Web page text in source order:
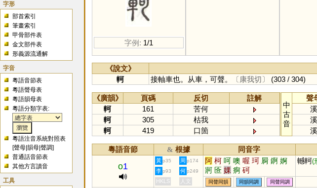
字形
部首索引
筆畫索引
甲骨部件表
金文部件表
形義源流通解
字音
粵語音節表
粵語聲母表
粵語韻母表
粵語分類字表:
粵語注音系統對照表
[聲母 |韻母 |聲調]
普通話音節表
其他方言讀音
工具
字例: 1/1
《說文》
軻
接軸車也。从車，可聲。 〔康我切〕 (303 / 304)
《廣韻》 頁碼 反切
註解
軻
161
苦何
軻
305
枯我
軻
419 口箇
中
古
音
聲
溪
溪
溪
粵語音節 & 根據 同音字
o1
黃 p35 周 p174 阿 柯 呵 噢 喔 珂 屙 錒 婀
牁 匼 婐 痾 砢
轗軻(
李 p93 何 p249
HKLS 人文 同聲同韻 同韻同調 同聲同調